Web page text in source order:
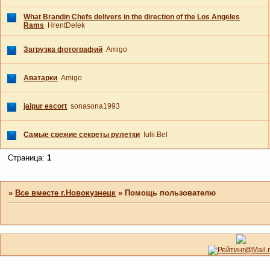
What Brandin Chefs delivers in the direction of the Los Angeles
Rams
HrentDelek
Загрузка фотографий Amigo
Аватарки Amigo
jaipur escort sonasona1993
Самые свежие секреты рулетки Iulii.Bel
Страница:1
»Все вместе г.Новокузнецк »Помощь пользователю